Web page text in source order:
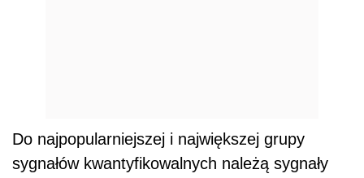
Do najpopularniejszej i największej grupy
sygnałów kwantyfikowalnych należą sygnały